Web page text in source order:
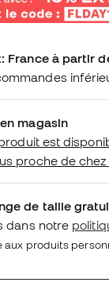
France à partir
magasin
est
proche de chez
de taille
dans notre
produits